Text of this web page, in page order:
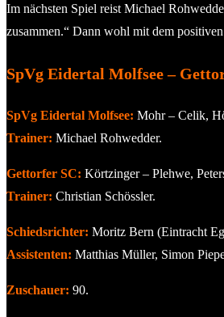
Im nächsten Spiel reist Michael
zusammen.“ Dann wohl mit dem
SpVg Eidertal Molfsee –
SpVg Eidertal Molfsee: Mohr – Celik,
Trainer: Michael Rohwedder.
Gettorfer SC: Körtzinger – Plehwe,
Trainer: Christian Schössler.
Schiedsrichter: Moritz Bern (Eintracht
Assistenten: Matthias Müller, Simon
Zuschauer: 90.